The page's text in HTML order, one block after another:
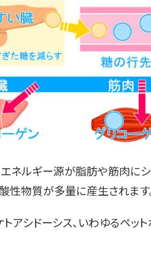
ネルギー源が脂肪や筋肉に
性物質が多量に産生されます
アシドーシス、いわゆるペッ